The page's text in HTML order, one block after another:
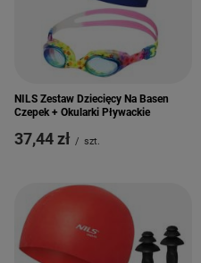
NILS Zestaw Dziecięcy Na Basen
Czepek + Okularki Pływackie
37,44 zł / szt.